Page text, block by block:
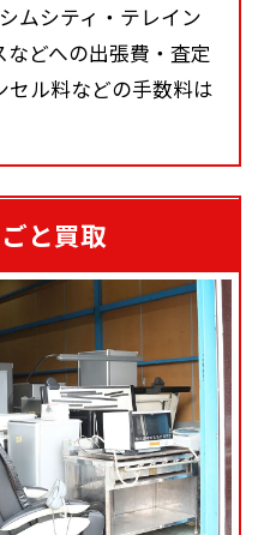
ムシティ・テレイン
どへの出張費・査定
ル料などの手数料は
と買取